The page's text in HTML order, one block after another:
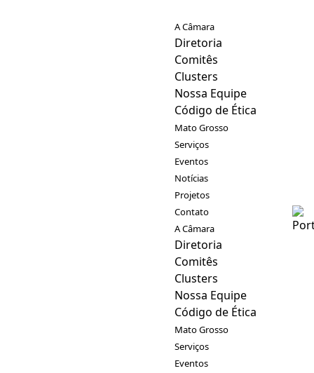
A Câmara
Diretoria
Comitês
Clusters
Nossa Equipe
Código de Ética
Mato Grosso
Serviços
Eventos
Notícias
Projetos
Contato
A Câmara
Diretoria
Comitês
Clusters
Nossa Equipe
Código de Ética
Mato Grosso
Serviços
Eventos